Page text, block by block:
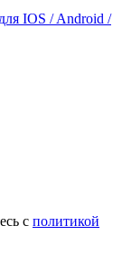
IOS / Android /
с политикой